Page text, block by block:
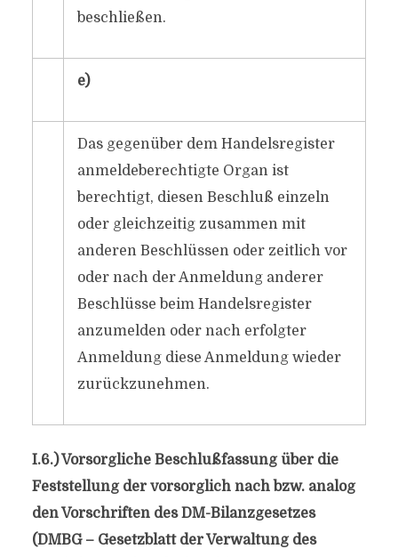
beschließen.
e)
Das gegenüber dem Handelsregister
anmeldeberechtigte Organ ist
berechtigt, diesen Beschluß einzeln
oder gleichzeitig zusammen mit
anderen Beschlüssen oder zeitlich vor
oder nach der Anmeldung anderer
Beschlüsse beim Handelsregister
anzumelden oder nach erfolgter
Anmeldung diese Anmeldung wieder
zurückzunehmen.
I.6.) Vorsorgliche Beschlußfassung über die
Feststellung der vorsorglich nach bzw. analog
den Vorschriften des DM-Bilanzgesetzes
(DMBG – Gesetzblatt der Verwaltung des